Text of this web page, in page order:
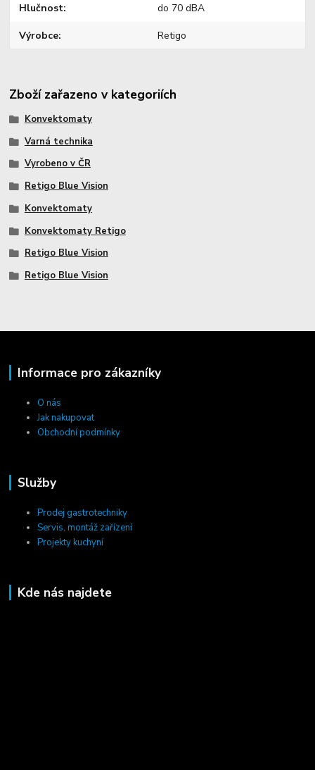
Hlučnost do 70 dBA
Výrobce Retigo
Zboží zařazeno v kategoriích
Konvektomaty
Varná technika
Vyrobeno v ČR
Retigo Blue Vision
Konvektomaty
Konvektomaty Retigo
Retigo Blue Vision
Retigo Blue Vision
Informace pro zákazníky
O nás
Jak nakupovat
Obchodní podmínky
Služby
Prodej gastrotechniky
Servis, montáž zařízení
Projekty kuchyní
Kde nás najdete